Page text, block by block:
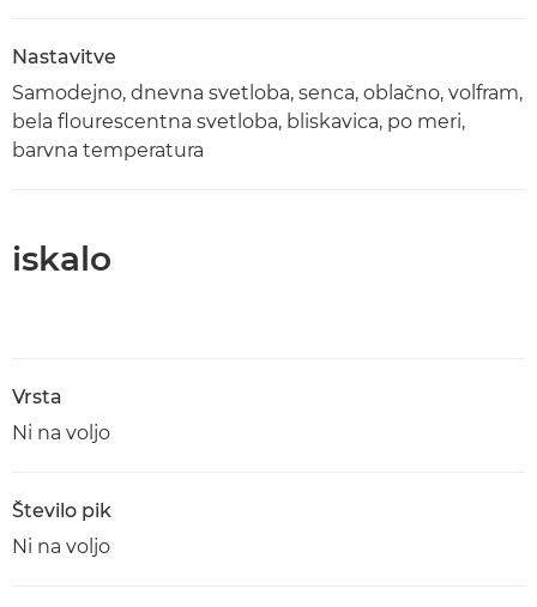
Nastavitve
Samodejno, dnevna svetloba, senca, oblačno, volfram,
bela flourescentna svetloba, bliskavica, po meri,
barvna temperatura
iskalo
Vrsta
Ni na voljo
Število pik
Ni na voljo